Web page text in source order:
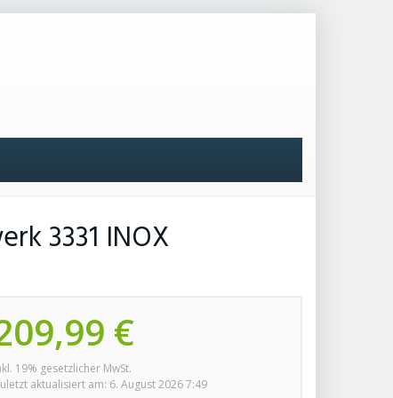
3331 INOX
€
19% gesetzlicher MwSt.
aktualisiert am: 6. August 2026 7:49